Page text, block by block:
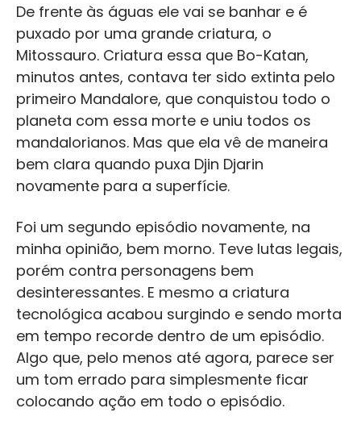
De frente às águas ele vai se banhar e é
puxado por uma grande criatura, o
Mitossauro. Criatura essa que Bo-Katan,
minutos antes, contava ter sido extinta pelo
primeiro Mandalore, que conquistou todo o
planeta com essa morte e uniu todos os
mandalorianos. Mas que ela vê de maneira
bem clara quando puxa Djin Djarin
novamente para a superfície.
Foi um segundo episódio novamente, na
minha opinião, bem morno. Teve lutas legais,
porém contra personagens bem
desinteressantes. E mesmo a criatura
tecnológica acabou surgindo e sendo morta
em tempo recorde dentro de um episódio.
Algo que, pelo menos até agora, parece ser
um tom errado para simplesmente ficar
colocando ação em todo o episódio.